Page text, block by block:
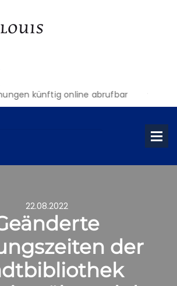
künftig online abrufbar
22.08.2022
der